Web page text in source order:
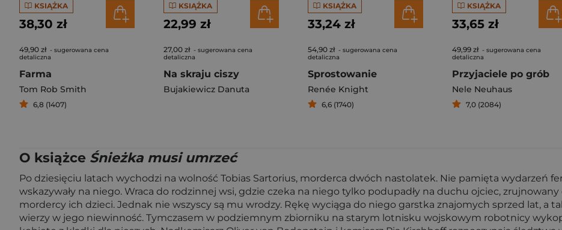
KSIĄŻKA
38,30 zł
49,90 zł - sugerowana cena
detaliczna
Farma
Tom Rob Smith
6,8 (1407)
KSIĄŻKA
22,99 zł
27,00 zł - sugerowana cena
detaliczna
Na skraju ciszy
Bujakiewicz Danuta
KSIĄŻKA
33,24 zł
54,90 zł - sugerowana cena
detaliczna
Sprostowanie
Renée Knight
6,6 (1740)
KSIĄŻKA
33,65 zł
49,99 zł - sugerowana cena
detaliczna
Przyjaciele po grób
Nele Neuhaus
7,0 (2084)
O książce Śnieżka musi umrzeć
Po dziesięciu latach wychodzi na wolność Tobias Sartorius, morderca dwóch nastolatek. Nie pamięta wydarzeń
wskazywały na niego. Wraca do rodzinnej wsi, gdzie czeka na niego tylko podupadły na duchu ojciec,
mordercy ich dzieci. Jednak nie wszyscy są mu wrodzy. Rękę wyciąga do niego garstka znajomych sprzed lat, a
wierzy w jego niewinność. Tymczasem w podziemnym zbiorniku na starym lotnisku wojskowym robotnicy